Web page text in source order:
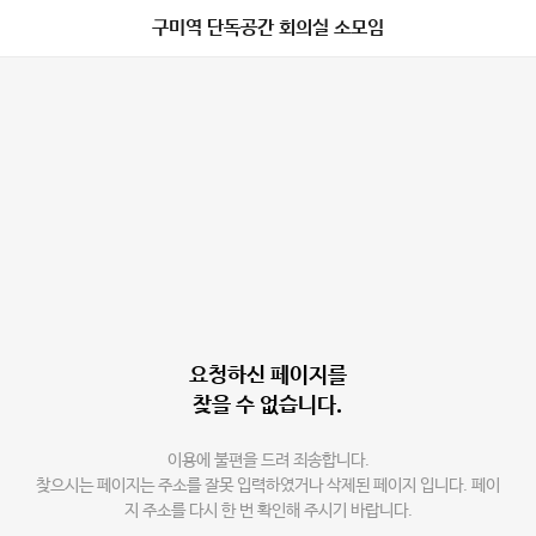
구미역 단독공간 회의실 소모임
요청하신 페이지를
찾을 수 없습니다.
이용에 불편을 드려 죄송합니다.
찾으시는 페이지는 주소를 잘못 입력하였거나 삭제된 페이지 입니다. 페이
지 주소를 다시 한 번 확인해 주시기 바랍니다.